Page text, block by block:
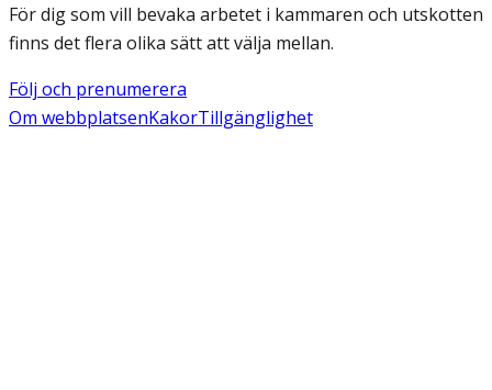
För dig som vill bevaka arbetet i kammaren och utskotten
finns det flera olika sätt att välja mellan.
Följ och prenumerera
Om webbplatsenKakorTillgänglighet